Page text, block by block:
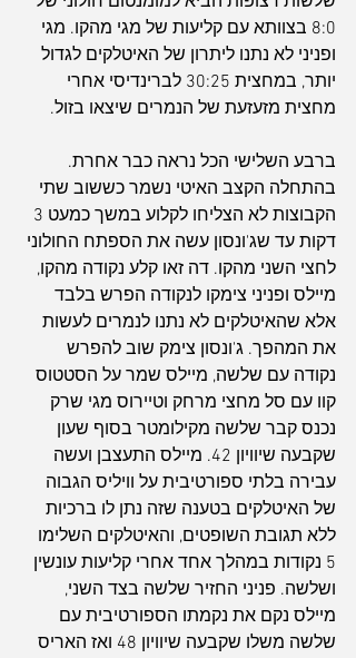
8:0 בצוותא עם קליעות של מגי מהקו. מגי
ופניני לא נתנו ליתרון של האיטלקים לגדול
יותר, במחצית 30:25 לברינדיסי אחרי
מחצית מזעזעת של הנמרים שיצאו בזול.
ברבע השלישי הכל נראה כבר אחרת.
בהתחלה הקצב האיטי נשמר כששוב שתי
דקות עד שג'ונסון עשה את הספתח החולוני
לחצי השני מהקו. דה זאו קלע נקודה מהקו,
מיילס ופניני צימקו לנקודה הפרש בלבד
אלא שהאיטלקים לא נתנו לנמרים לעשות
את המהפך. ג'ונסון צימק שוב להפרש
נקודה עם שלשה, מיילס שמר על הסטטוס
קוו עם סל מחצי מרחק וטיירוס מגי שרק
נכנס קבר שלשה מקילומטר בסוף שעון
שקבעה שיוויון 42. מיילס התעצבן ועשה
עבירה בלתי ספורטיבית על וויליס הגבוה
של האיטלקים בטענה שזה נתן לו ברכיות
ללא תגובת השופטים, והאיטלקים השלימו
5 נקודות במהלך אחד אחרי קליעות עונשין
ושלשה. פניני החזיר שלשה בצד השני,
מיילס נקם את נקמתו הספורטיבית עם
שלשה משלו שקבעה שיוויון 48 ואז האריס